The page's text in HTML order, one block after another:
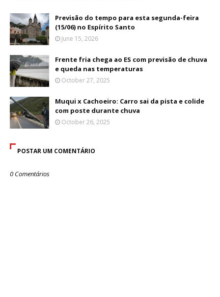
Previsão do tempo para esta segunda-feira
(15/06) no Espírito Santo
June 15, 2026
Frente fria chega ao ES com previsão de chuva
e queda nas temperaturas
October 27, 2025
Muqui x Cachoeiro: Carro sai da pista e colide
com poste durante chuva
October 26, 2025
POSTAR UM COMENTÁRIO
0 Comentários